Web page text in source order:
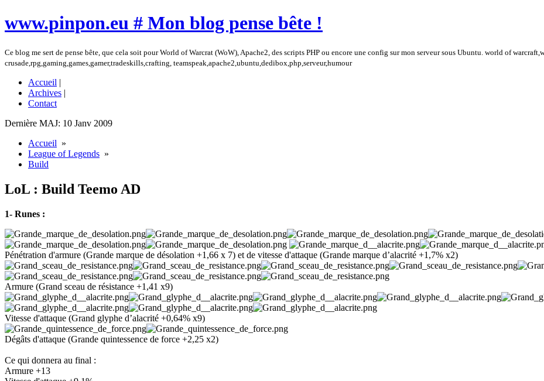
www.pinpon.eu # Mon blog pense bête !
Ce blog me sert de pense bête, que cela soit pour World of Warcrat (WoW), Apache2, des scripts PHP ou encore une config sur mon serveur sous Ubuntu. world of
crusade,rpg,gaming,games,gamer,tradeskills,crafting, teamspeak,apache2,ubuntu,dedibox,php,serveur,humour
Accueil |
Archives |
Contact
Dernière MAJ: 10 Janv 2009
Accueil »
League of Legends »
Build
LoL : Build Teemo AD
1- Runes :
Pénétration d'armure (Grande marque de désolation +1,66 x 7) et de vitesse d'attaque (Grande marque d’alacrité +1,7% x2)
Armure (Grand sceau de résistance +1,41 x9)
Vitesse d'attaque (Grand glyphe d’alacrité +0,64% x9)
Dégâts d'attaque (Grande quintessence de force +2,25 x2)
Ce qui donnera au final :
Armure +13